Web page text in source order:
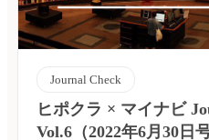
Journal Check
ヒポクラ × マイナビ
Vol.6（2022年6月30日号